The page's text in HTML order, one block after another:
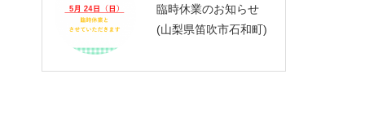
臨時休業のお知らせ
(山梨県笛吹市石和町)